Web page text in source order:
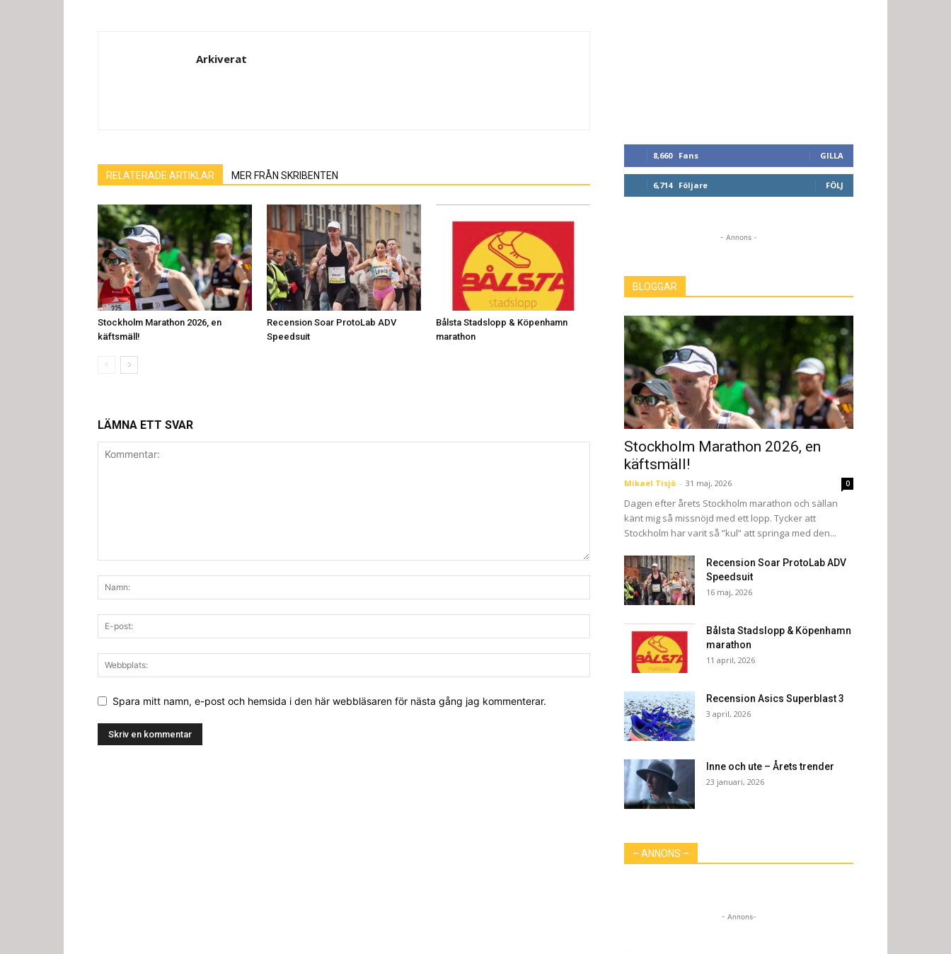
Arkiverat
RELATERADE ARTIKLAR MER FRÅN SKRIBENTEN
Stockholm Marathon 2026, en
käftsmäll!
Recension Soar ProtoLab ADV
Speedsuit
Bålsta Stadslopp & Köpenhamn
marathon
LÄMNA ETT SVAR
Spara mitt namn, e-post och hemsida i den här webbläsaren för nästa gång jag kommenterar.
8,660 Fans GILLA
6,714 Följare FÖLJ
- Annons -
BLOGGAR
Stockholm Marathon 2026, en
käftsmäll!
Mikael Tisjö - 31 maj, 2026 0
Dagen efter årets Stockholm marathon och sällan
känt mig så missnöjd med ett lopp. Tycker att
Stockholm har varit så ”kul” att springa med den...
Recension Soar ProtoLab ADV
Speedsuit
16 maj, 2026
Bålsta Stadslopp & Köpenhamn
marathon
11 april, 2026
Recension Asics Superblast 3
3 april, 2026
Inne och ute – Årets trender
23 januari, 2026
– ANNONS –
- Annons-